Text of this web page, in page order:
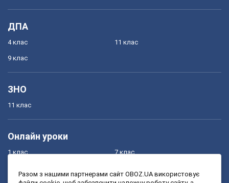
ДПА
4 клас
9 клас
11 клас
ЗНО
11 клас
Онлайн уроки
1 клас 7 клас
Разом з нашими партнерами сайт OBOZ.UA використовує